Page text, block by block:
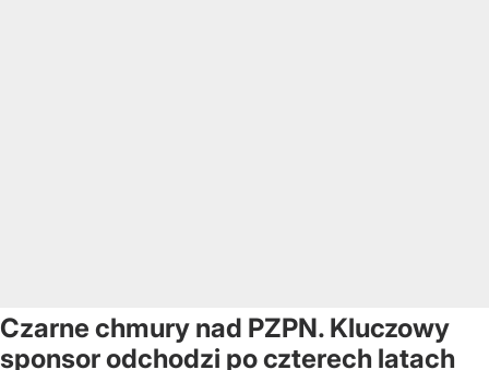
Czarne chmury nad PZPN. Kluczowy
sponsor odchodzi po czterech latach